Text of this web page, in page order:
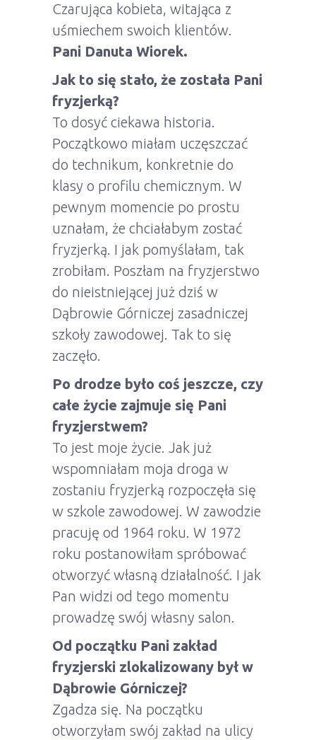
Czarująca kobieta, witająca z
uśmiechem swoich klientów.
Pani Danuta Wiorek.
Jak to się stało, że została Pani
fryzjerką?
To dosyć ciekawa historia.
Początkowo miałam uczęszczać
do technikum, konkretnie do
klasy o profilu chemicznym. W
pewnym momencie po prostu
uznałam, że chciałabym zostać
fryzjerką. I jak pomyślałam, tak
zrobiłam. Poszłam na fryzjerstwo
do nieistniejącej już dziś w
Dąbrowie Górniczej zasadniczej
szkoły zawodowej. Tak to się
zaczęło.
Po drodze było coś jeszcze, czy
całe życie zajmuje się Pani
fryzjerstwem?
To jest moje życie. Jak już
wspomniałam moja droga w
zostaniu fryzjerką rozpoczęła się
w szkole zawodowej. W zawodzie
pracuję od 1964 roku. W 1972
roku postanowiłam spróbować
otworzyć własną działalność. I jak
Pan widzi od tego momentu
prowadzę swój własny salon.
Od początku Pani zakład
fryzjerski zlokalizowany był w
Dąbrowie Górniczej?
Zgadza się. Na początku
otworzyłam swój zakład na ulicy